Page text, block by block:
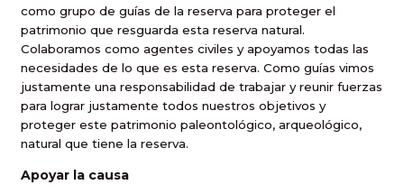
como grupo de guías de la reserva para proteger el
patrimonio que resguarda esta reserva natural.
Colaboramos como agentes civiles y apoyamos todas las
necesidades de lo que es esta reserva. Como guías vimos
justamente una responsabilidad de trabajar y reunir fuerzas
para lograr justamente todos nuestros objetivos y
proteger este patrimonio paleontológico, arqueológico,
natural que tiene la reserva.
Apoyar la causa